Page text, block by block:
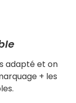
adapté et on
+ les